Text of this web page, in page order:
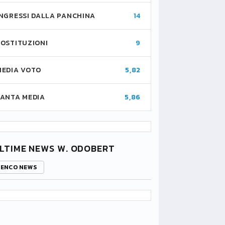
DALLA PANCHINA 14
9
VOTO 5,82
MEDIA 5,86
NEWS W. ODOBERT
NEWS